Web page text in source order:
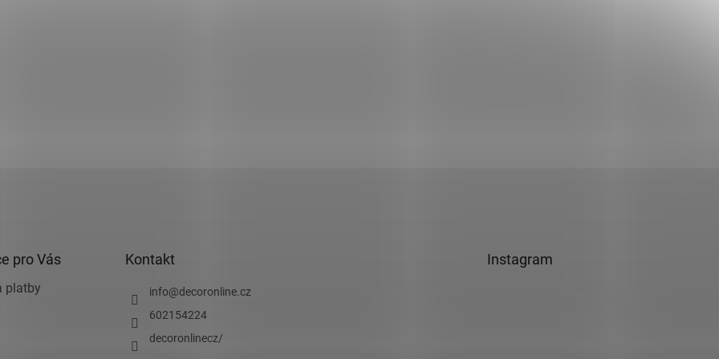
pro Vás
platby
Kontakt
info@decoronline.cz
602154224
decoronlinecz/
Instagram